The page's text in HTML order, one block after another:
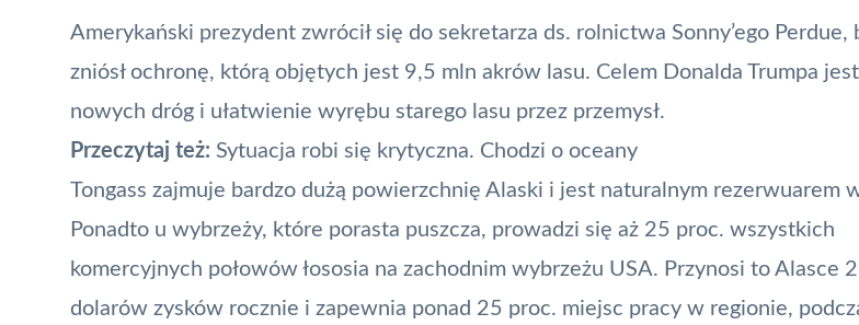
Amerykański prezydent zwrócił się do sekretarza ds. rolnictwa Sonny’ego Perdue,
zniósł ochronę, którą objętych jest 9,5 mln akrów lasu. Celem Donalda Trumpa
nowych dróg i ułatwienie wyrębu starego lasu przez przemysł.
Przeczytaj też: Sytuacja robi się krytyczna. Chodzi o oceany
Tongass zajmuje bardzo dużą powierzchnię Alaski i jest naturalnym rezerwuarem
Ponadto u wybrzeży, które porasta puszcza, prowadzi się aż 25 proc. wszystkich
komercyjnych połowów łososia na zachodnim wybrzeżu USA. Przynosi to Alasce
dolarów zysków rocznie i zapewnia ponad 25 proc. miejsc pracy w regionie,